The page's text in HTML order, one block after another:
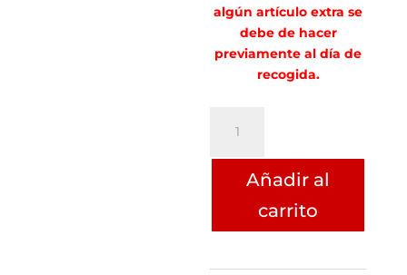
algún artículo extra se
debe de hacer
previamente al día de
recogida.
CARLOS
P.
ARICOAñadir al
carrito